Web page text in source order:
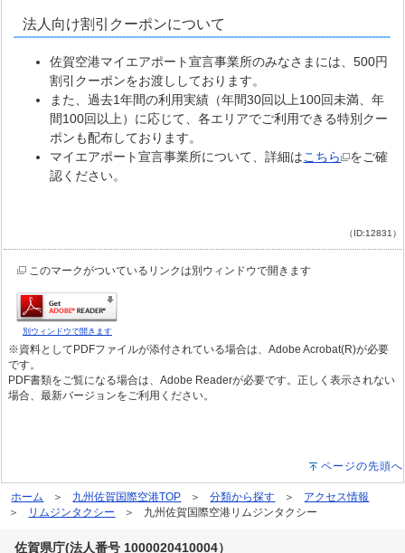
法人向け割引クーポンについて
佐賀空港マイエアポート宣言事業所のみなさまには、500円
割引クーポンをお渡ししております。
また、過去1年間の利用実績（年間30回以上100回未満、年
間100回以上）に応じて、各エリアでご利用できる特別クー
ポンも配布しております。
マイエアポート宣言事業所について、詳細はこちら
をご確
認ください。
（ID:12831）
このマークがついているリンクは別ウィンドウで開きます
別ウィンドウで開きます
※資料としてPDFファイルが添付されている場合は、Adobe Acrobat(R)が必要
です。
PDF書類をご覧になる場合は、Adobe Readerが必要です。正しく表示されない
場合、最新バージョンをご利用ください。
ページの先頭へ
ホーム 九州佐賀国際空港TOP 分類から探す
アクセス情報
リムジンタクシー
九州佐賀国際空港リムジンタクシー
佐賀県庁(法人番号 1000020410004）